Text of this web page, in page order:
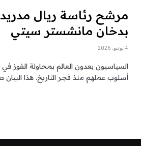
مرشح رئاسة ريال مدريد
بدخان مانشستر سيتي
4 يونيو، 2026
السياسيون يعدون العالم بمحاولة الفوز في
أسلوب عملهم منذ فجر التاريخ. هذا